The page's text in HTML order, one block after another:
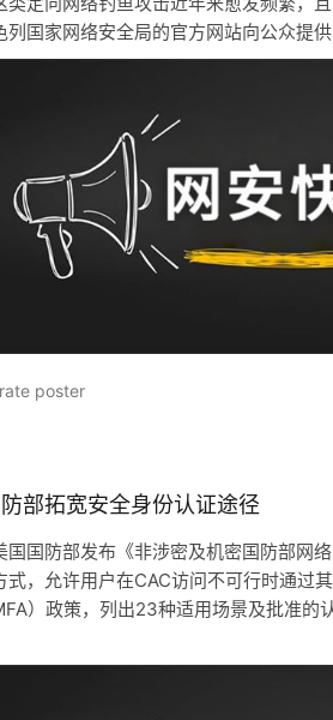
列国家网络安全局的官方网站向公众提
poster
部拓宽安全身份认证途径
国国防部发布《非涉密及机密国防部网
式，允许用户在CAC访问不可行时通过
）政策，列出23种适用场景及批准的